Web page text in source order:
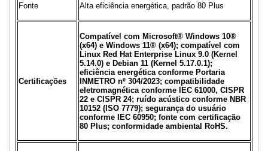
Fonte Alta eficiência energética, padrão 80 Plus
Certificações
Compatível com Microsoft® Windows 10®
(x64) e Windows 11® (x64); compatível com
Linux Red Hat Enterprise Linux 9.0 (Kernel
5.14.0) e Debian 11 (Kernel 5.17.0.1);
eficiência energética conforme Portaria
INMETRO nº 304/2023; compatibilidade
eletromagnética conforme IEC 61000, CISPR
22 e CISPR 24; ruído acústico conforme NBR
10152 (ISO 7779); segurança do usuário
conforme IEC 60950; fonte com certificação
80 Plus; conformidade ambiental RoHS.